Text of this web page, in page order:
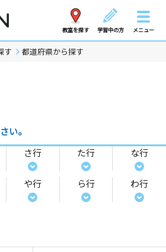
教室を探す 学習中の方 メニュー
す 都道府県から探す
い。
さ行 た行 な行
や行 ら行 わ行